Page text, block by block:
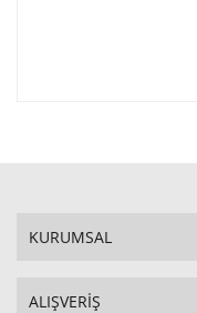
KURUMSAL
ALIŞVERİŞ